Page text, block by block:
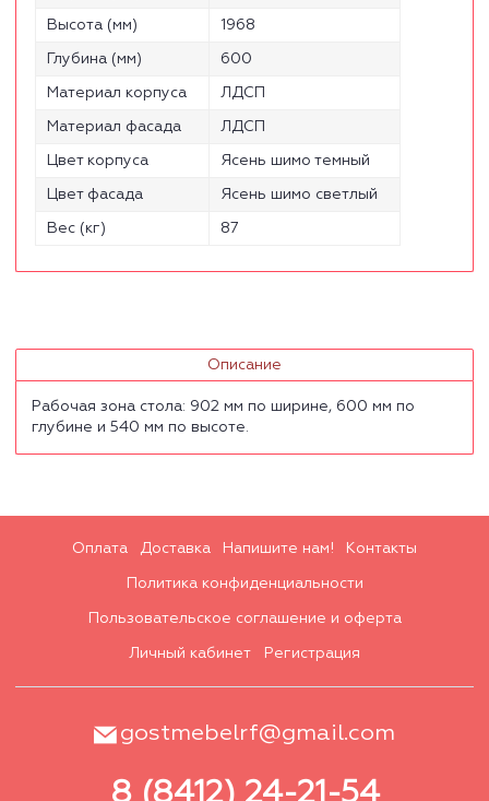
Высота (мм) 1968
Глубина (мм) 600
Материал корпуса ЛДСП
Материал фасада ЛДСП
Цвет корпуса Ясень шимо темный
Цвет фасада Ясень шимо светлый
Вес (кг) 87
Описание
Рабочая зона стола: 902 мм по ширине, 600 мм по
глубине и 540 мм по высоте.
Оплата Доставка Напишите нам! Контакты
Политика конфиденциальности
Пользовательское соглашение и оферта
Личный кабинет Регистрация
gostmebelrf@gmail.com